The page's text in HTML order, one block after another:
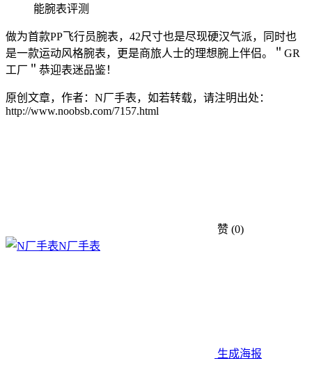
做为首款PP飞行员腕表，42尺寸也是尽现硬汉气派，同时也
是一款运动风格腕表，更是商旅人士的理想腕上伴侣。＂GR
工厂＂恭迎表迷品鉴！
原创文章，作者：N厂手表，如若转载，请注明出处：
http://www.noobsb.com/7157.html
赞 (0)
N厂手表
生成海报